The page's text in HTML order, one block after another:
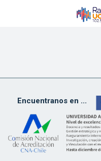
Encuentranos en ...